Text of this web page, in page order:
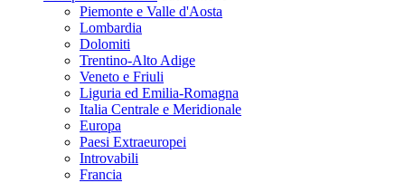
Piemonte e Valle d'Aosta
Lombardia
Dolomiti
Trentino-Alto Adige
Veneto e Friuli
Liguria ed Emilia-Romagna
Italia Centrale e Meridionale
Europa
Paesi Extraeuropei
Introvabili
Francia